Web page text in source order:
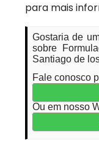
para mais
Gostaria de
sobre
Santiago de
Fale conosco
Ou em nosso